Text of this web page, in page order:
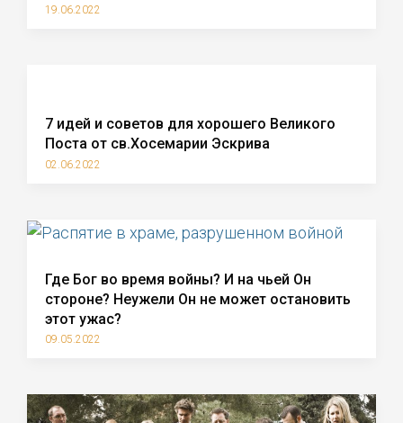
19.06.2022
7 идей и советов для хорошего Великого
Поста от св.Хосемарии Эскрива
02.06.2022
Где Бог во время войны? И на чьей Он
стороне? Неужели Он не может остановить
этот ужас?
09.05.2022